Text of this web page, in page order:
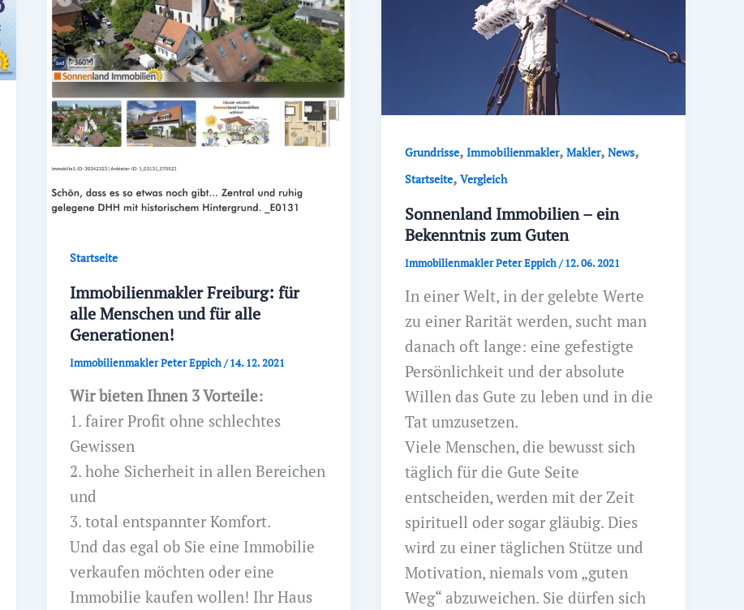
Startseite
Immobilienmakler Freiburg: für
alle Menschen und für alle
Generationen!
Immobilienmakler Peter Eppich/14. 12. 2021
Wir bieten Ihnen 3 Vorteile:
1. fairer Profit ohne schlechtes
Gewissen
2. hohe Sicherheit in allen Bereichen
und
3. total entspannter Komfort.
Und das egal ob Sie eine Immobilie
verkaufen möchten oder eine
Immobilie kaufen wollen! Ihr Haus
Grundrisse, Immobilienmakler, Makler, News,
Startseite, Vergleich
Sonnenland Immobilien – ein
Bekenntnis zum Guten
Immobilienmakler Peter Eppich/12. 06. 2021
In einer Welt, in der gelebte Werte
zu einer Rarität werden, sucht man
danach oft lange: eine gefestigte
Persönlichkeit und der absolute
Willen das Gute zu leben und in die
Tat umzusetzen.
Viele Menschen, die bewusst sich
täglich für die Gute Seite
entscheiden, werden mit der Zeit
spirituell oder sogar gläubig. Dies
wird zu einer täglichen Stütze und
Motivation, niemals vom „guten
Weg“ abzuweichen. Sie dürfen sich